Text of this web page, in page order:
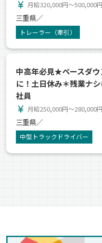
currency_yen 月給320,000円～500,000円
三重県／
トレーラー（牽引）
中高年必見★ペースダウ
に！土日休み＊残業ナ
社員
currency_yen 月給250,000円～280,000円
三重県／
中型トラックドライバー